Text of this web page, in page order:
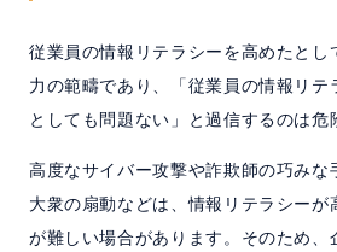
従業員の情報リテラシーを高めたとし
力の範疇であり、「従業員の情報リテ
としても問題ない」と過信するのは危
高度なサイバー攻撃や詐欺師の巧みな
大衆の扇動などは、情報リテラシーが
が難しい場合があります。そのため、